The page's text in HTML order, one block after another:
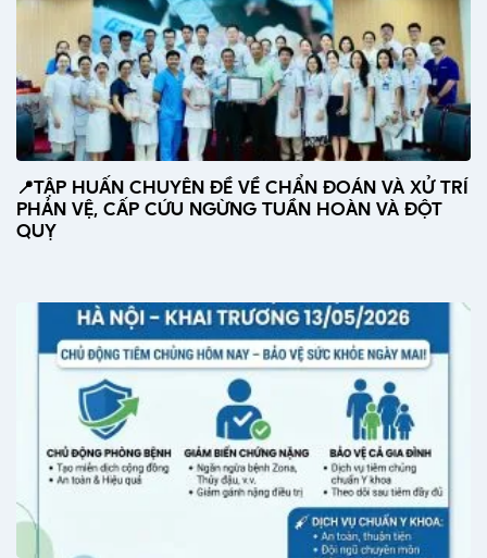
📍TẬP HUẤN CHUYÊN ĐỀ VỀ CHẨN ĐOÁN VÀ XỬ TRÍ
PHẢN VỆ, CẤP CỨU NGỪNG TUẦN HOÀN VÀ ĐỘT
QUỴ